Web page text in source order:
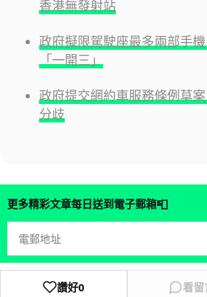
香港無發射站
政府擬限駕駛座最多兩部手
「一開三」
政府提交網約車服務條例草
分歧
更多精彩文章每日送到電子郵箱📮
讚好0 看留